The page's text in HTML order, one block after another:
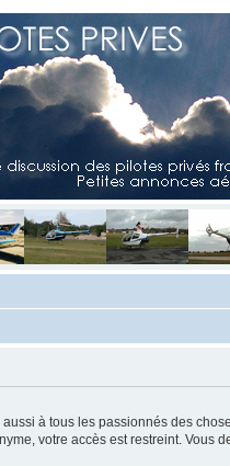
à tous les passionnés des
votre accès est restreint.